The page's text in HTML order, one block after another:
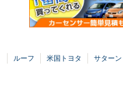
ルーフ 米国トヨタ
サターン